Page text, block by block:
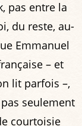
pas entre la
du reste, au-
Emmanuel
– et
lit parfois –,
seulement
courtoisie